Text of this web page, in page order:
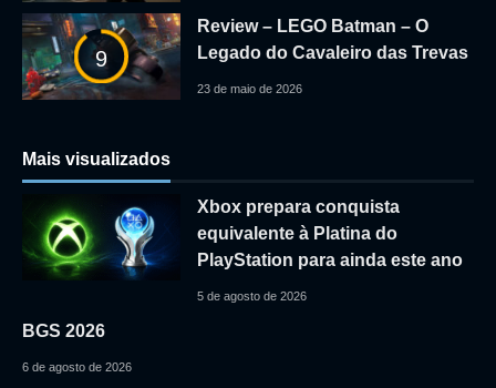
9
Review – LEGO Batman – O
Legado do Cavaleiro das Trevas
23 de maio de 2026
Mais visualizados
Xbox prepara conquista
equivalente à Platina do
PlayStation para ainda este ano
5 de agosto de 2026
BGS 2026
6 de agosto de 2026